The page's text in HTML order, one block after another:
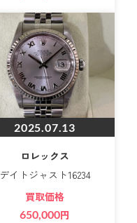
2025.07.13
ロレックス
デイトジャスト16234
買取価格
650,000円